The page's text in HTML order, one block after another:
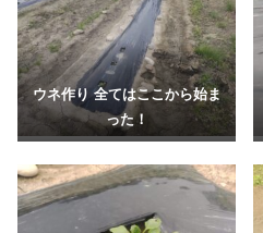
ウネ作り 全てはここから始ま
った！